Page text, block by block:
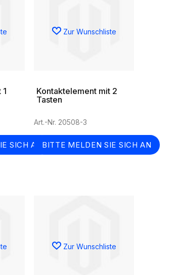
SICH AN
Zur Wunschliste
Kontaktelement mit 2
Tasten
Art.-Nr. 20508-3
BITTE MELDEN SIE SICH AN
Zur Wunschliste